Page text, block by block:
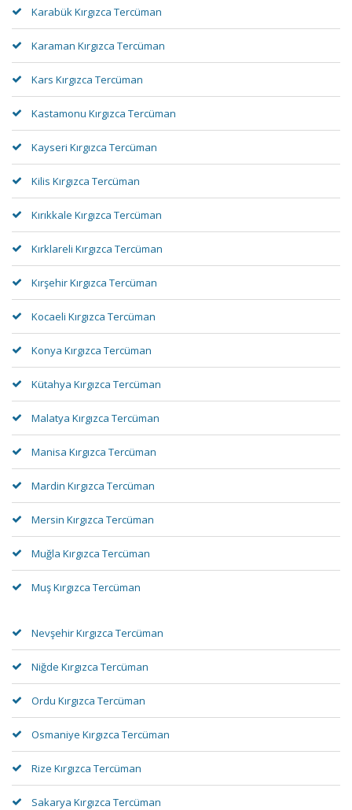
Karabük Kırgızca Tercüman
Karaman Kırgızca Tercüman
Kars Kırgızca Tercüman
Kastamonu Kırgızca Tercüman
Kayseri Kırgızca Tercüman
Kilis Kırgızca Tercüman
Kırıkkale Kırgızca Tercüman
Kırklareli Kırgızca Tercüman
Kırşehir Kırgızca Tercüman
Kocaeli Kırgızca Tercüman
Konya Kırgızca Tercüman
Kütahya Kırgızca Tercüman
Malatya Kırgızca Tercüman
Manisa Kırgızca Tercüman
Mardin Kırgızca Tercüman
Mersin Kırgızca Tercüman
Muğla Kırgızca Tercüman
Muş Kırgızca Tercüman
Nevşehir Kırgızca Tercüman
Niğde Kırgızca Tercüman
Ordu Kırgızca Tercüman
Osmaniye Kırgızca Tercüman
Rize Kırgızca Tercüman
Sakarya Kırgızca Tercüman